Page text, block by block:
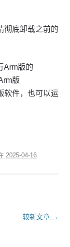
彻底卸载之前的
Arm版的
版
软件，也可以运
2025-04-16
较新文章 →